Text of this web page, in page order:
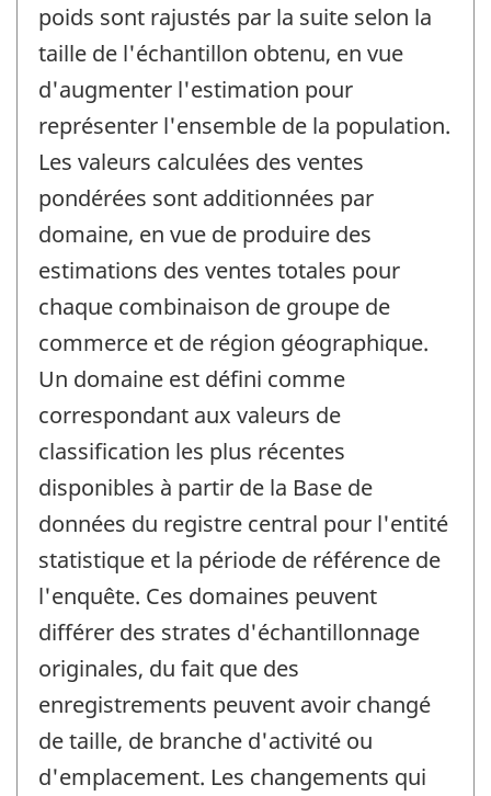
poids sont rajustés par la suite selon la
taille de l'échantillon obtenu, en vue
d'augmenter l'estimation pour
représenter l'ensemble de la population.
Les valeurs calculées des ventes
pondérées sont additionnées par
domaine, en vue de produire des
estimations des ventes totales pour
chaque combinaison de groupe de
commerce et de région géographique.
Un domaine est défini comme
correspondant aux valeurs de
classification les plus récentes
disponibles à partir de la Base de
données du registre central pour l'entité
statistique et la période de référence de
l'enquête. Ces domaines peuvent
différer des strates d'échantillonnage
originales, du fait que des
enregistrements peuvent avoir changé
de taille, de branche d'activité ou
d'emplacement. Les changements qui